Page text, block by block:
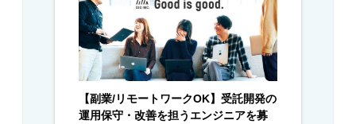
【副業/リモートワークOK】受託開発の
運用保守・改善を担うエンジニアを募